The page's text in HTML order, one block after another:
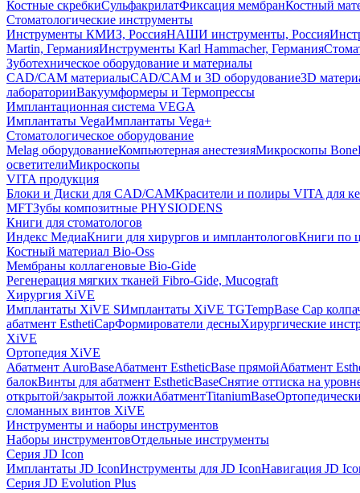
Костные скребкиСульфакрилатФиксация мембранКостный
Стоматологические инструменты
Инструменты КМИЗ, РоссияНАШИ инструменты, Россия
Martin, ГерманияИнструменты Karl Hammacher, Германия
Зуботехническое оборудование и материалы
CAD/CAM материалыCAD/CAM и 3D оборудование3D
лабораторииВакуумформеры и Термопрессы
Имплантационная система VEGA
Имплантаты VegaИмплантаты Vega+
Стоматологическое оборудование
Melag оборудованиеКомпьютерная анестезияМикроскопы
осветителиМикроскопы
VITA продукция
Блоки и Диски для CAD/CAMКрасители и полиры VITA для
MFTЗубы композитные PHYSIODENS
Книги для стоматологов
Индекс МедиаКниги для хирургов и имплантологовКниги по
Костный материал Bio-Oss
Мембраны коллагеновые Bio-Gide
Регенерация мягких тканей Fibro-Gide, Mucograft
Хирургия XiVE
Имплантаты XiVE SИмплантаты XiVE TGTempBase Cap
абатмент EsthetiCapФормирователи десныХирургические
XiVE
Ортопедия XiVE
Абатмент AuroBaseАбатмент EstheticBase прямойАбатмент
балокВинты для абатмент EstheticBaseСнятие оттиска на
открытой/закрытой ложкиАбатментTitaniumBase
сломанных винтов XiVE
Инструменты и наборы инструментов
Наборы инструментовОтдельные инструменты
Серия JD Icon
Имплантаты JD IconИнструменты для JD IconНавигация JD
Серия JD Evolution Plus